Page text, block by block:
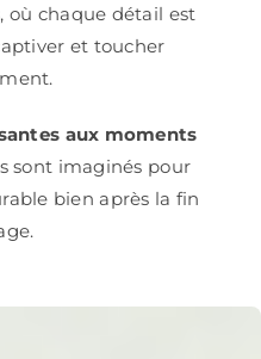
où chaque détail est
et toucher
aux moments
sont imaginés pour
bien après la fin